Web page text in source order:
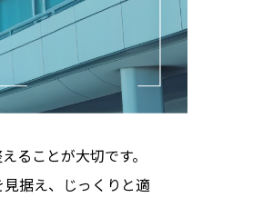
ることが大切です。
据え、じっくりと適